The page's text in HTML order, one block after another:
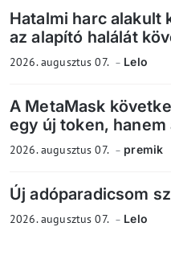
Hatalmi harc alakult
az alapító halálát
2026. augusztus 07. Lelo
A MetaMask
egy új token, hanem
2026. augusztus 07. premik
Új adóparadicsom
2026. augusztus 07. Lelo